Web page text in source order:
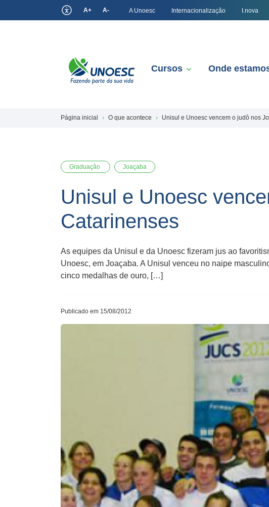
A+ A- A Unoesc Internacionalização I.nova
Cursos Onde
Página inicial O que acontece Unisul e Unoesc vencem o judô nos
Graduação Joaçaba
Unisul e Unoesc
Catarinenses
As equipes da Unisul e da Unoesc fizeram jus ao
Unoesc, em Joaçaba. A Unisul venceu no naipe
cinco medalhas de ouro, […]
Publicado em 15/08/2012